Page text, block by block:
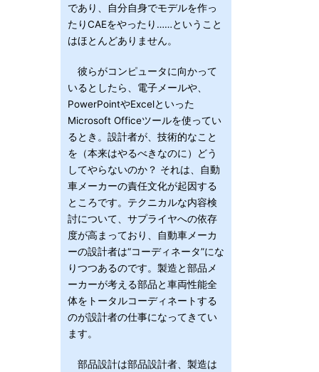
であり、自分自身でモデルを作っ
たりCAEをやったり……ということ
はほとんどありません。
彼らがコンピュータに向かって
いるとしたら、電子メールや、
PowerPointやExcelといった
Microsoft Officeツールを使ってい
るとき。設計者が、技術的なこと
を（本来はやるべきなのに）どう
してやらないのか？ それは、自動
車メーカーの責任文化が起因する
ところです。テクニカルな内容検
討について、サプライヤへの依存
度が高まっており、自動車メーカ
ーの設計者は“コーディネータ”にな
りつつあるのです。製造と部品メ
ーカーが考える部品と車両性能全
体をトータルコーディネートする
のが設計者の仕事になってきてい
ます。
部品設計は部品設計者、製造は